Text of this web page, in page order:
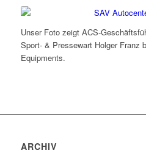
Unser Foto zeigt ACS-
Sport- & Pressewart Holger Franz
Equipments.
ARCHIV